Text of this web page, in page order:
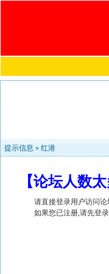
提示信息 » 红港
【论坛人数
请直接登录用户访问论
如果您已注册,请先登